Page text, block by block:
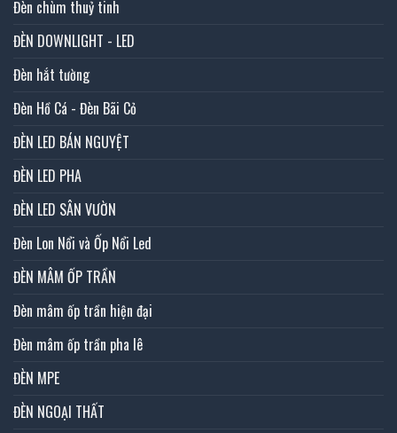
Đèn chùm thuỷ tinh
ĐÈN DOWNLIGHT - LED
Đèn hắt tường
Đèn Hồ Cá - Đèn Bãi Cỏ
ĐÈN LED BÁN NGUYỆT
ĐÈN LED PHA
ĐÈN LED SÂN VƯỜN
Đèn Lon Nổi và Ốp Nổi Led
ĐÈN MÂM ỐP TRẦN
Đèn mâm ốp trần hiện đại
Đèn mâm ốp trần pha lê
ĐÈN MPE
ĐÈN NGOẠI THẤT